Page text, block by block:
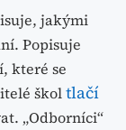
jakými
Popisuje
které se
školtlačí
„Odborníci“